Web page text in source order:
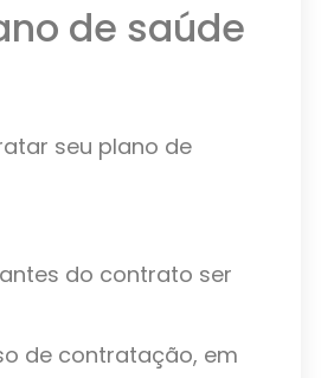
de saúde
seu plano de
do contrato ser
de contratação, em